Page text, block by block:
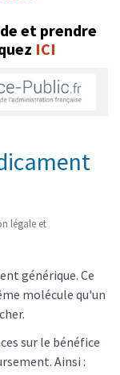
et prendre
ICI
légale et
générique. Ce
molécule qu'un
sur le bénéfice
Ainsi :